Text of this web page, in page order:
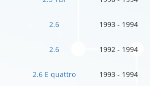
2.6 1993 - 1994
2.6 1992 - 1994
2.6 E quattro 1993 - 1994